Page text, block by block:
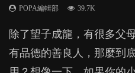
POPA編輯部 39.7K
除了望子成龍，有很多父
有品德的善良人，那麼到
POPA編輯部 25.5K
BB最喜歡隨手拿起什麼都
成吮手指的習慣，大個就
POPA編輯部 36.2K
很多家長期望以time-out
令他失控的情境隔離，從
事？
親子共讀的好處不需多說
時，會用書面語朗讀，還
POPA編輯部 20.2K
俗語有云「好醜命生成」
來有沒有成就，是不是早